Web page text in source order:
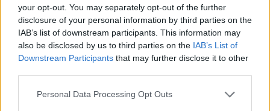
your opt-out. You may separately opt-out of the further
disclosure of your personal information by third parties on the
IAB’s list of downstream participants. This information may
also be disclosed by us to third parties on the IAB’s List of
Downstream Participants that may further disclose it to other
Please note that this website/app uses one or more Google
Personal Data Processing Opt Outs